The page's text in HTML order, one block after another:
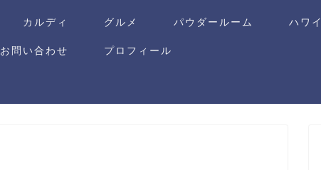
カルディ グルメ パウダールーム ハワイ
お問い合わせ プロフィール